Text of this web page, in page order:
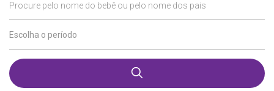
Procure pelo nome do bebê ou pelo nome dos pais
Escolha o período